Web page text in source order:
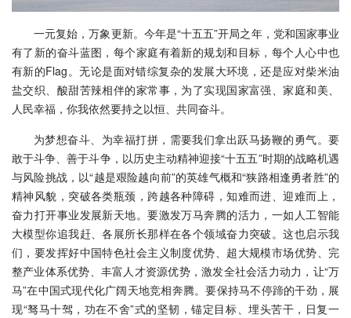
一元复始，万象更新。今年是“十五五”开局之年，党和国家事业
有了新的奋斗蓝图，每个家庭有着新的规划和目标，每个人心中也
有新的Flag。无论是面对错综复杂的发展大环境，还是应对柴米油
盐交织、酸甜苦辣相伴的家常事，为了实现国家富强、家庭和美、
人民幸福，你我依然要持之以恒、共同奋斗。
为梦想奋斗、为幸福打拼，需要我们拿出跃马扬鞭的勇气。要
敢于斗争、善于斗争，以历史主动精神迎接“十五五”时期的战略机遇
与风险挑战，以“越是艰险越向前”的英雄气概和“狭路相逢勇者胜”的
精神风貌，突破各类瓶颈，跨越各种障碍，知难而进、迎难而上，
奋力打开事业发展新天地。要激发万马奔腾的活力，一如人工智能
大模型你追我赶、各展所长那样在各个领域奋力突破。这也启示我
们，要发挥好中国特色社会主义制度优势、超大规模市场优势、完
整产业体系优势、丰富人才资源优势，激发全社会活力动力，让“万
马”在中国式现代化广阔天地竞相奔腾。要保持马不停蹄的干劲，展
现“驽马十驾，功在不舍”式的坚韧，锚定目标、埋头苦干，日复一